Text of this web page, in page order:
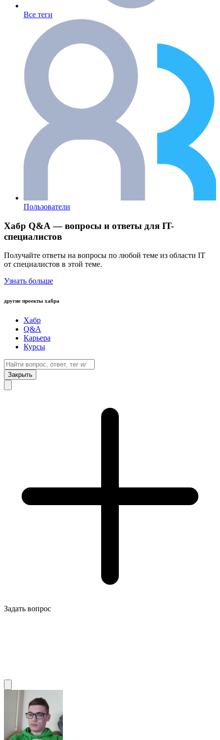
Все теги
Пользователи
Хабр Q&A — вопросы и ответы для IT-
специалистов
Получайте ответы на вопросы по любой теме из области IT
от специалистов в этой теме.
Узнать больше
другие проекты хабра
Хабр
Q&A
Карьера
Курсы
Закрыть
Задать вопрос